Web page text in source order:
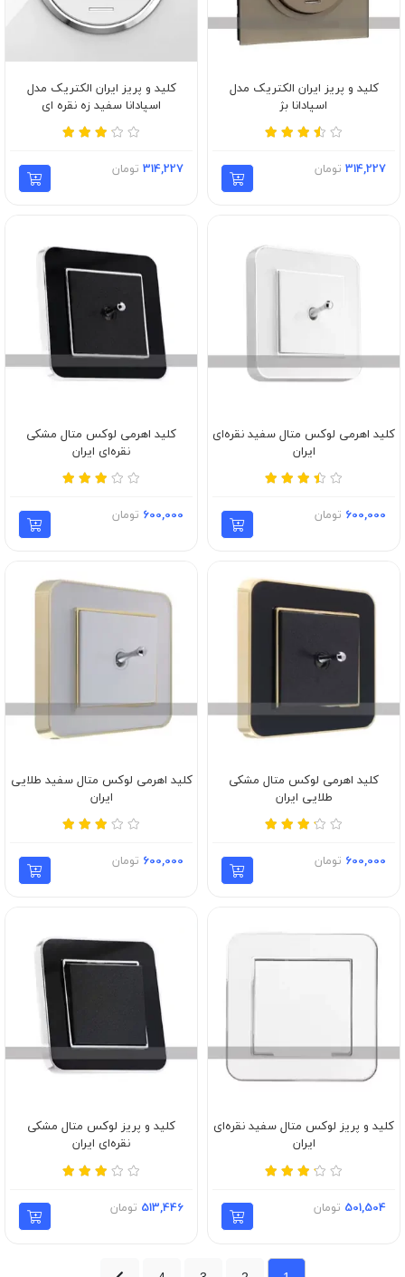
کلید و پریز ایران الکتریک مدل
اسپادانا بژ
314,227 تومان
کلید و پریز ایران الکتریک مدل
اسپادانا سفید زه نقره ای
314,227 تومان
کلید اهرمی لوکس متال سفید نقره‌ای
ایران
600,000 تومان
کلید اهرمی لوکس متال مشکی
نقره‌ای ایران
600,000 تومان
کلید اهرمی لوکس متال مشکی
طلایی ایران
600,000 تومان
کلید اهرمی لوکس متال سفید طلایی
ایران
600,000 تومان
کلید و پریز لوکس متال سفید نقره‌ای
ایران
501,504 تومان
کلید و پریز لوکس متال مشکی
نقره‌ای ایران
513,446 تومان